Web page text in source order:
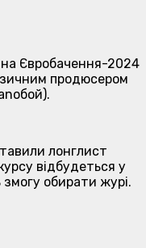
на Євробачення-2024
продюсером
лонглист
відбудеться у
обирати журі.